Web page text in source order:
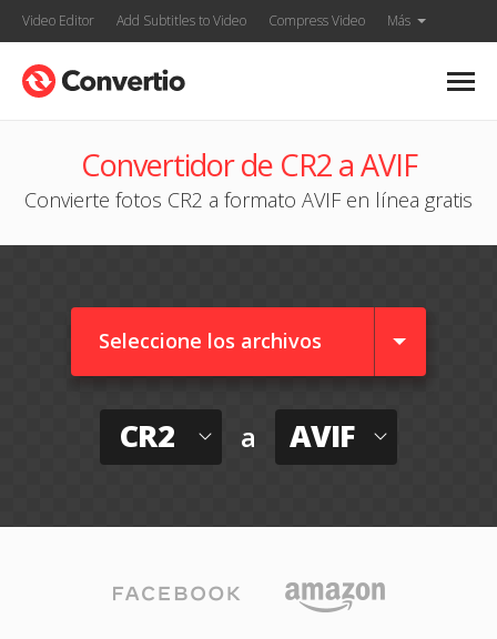
Video Editor Add Subtitles to Video Compress Video Más
Convertidor de CR2 a AVIF
Convierte fotos CR2 a formato AVIF en línea gratis
Seleccione los archivos
CR2 a AVIF